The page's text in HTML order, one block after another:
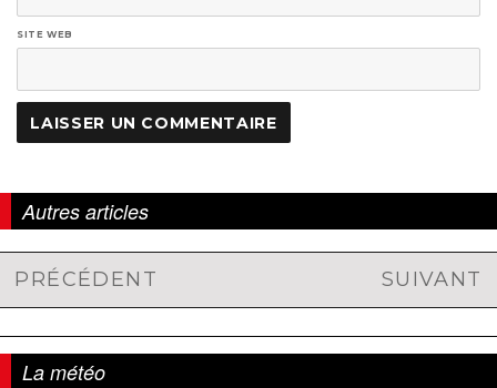
SITE WEB
Autres articles
Navigation
de
l'article
PRÉCÉDENT
Article
SUIVANT
Article
La météo